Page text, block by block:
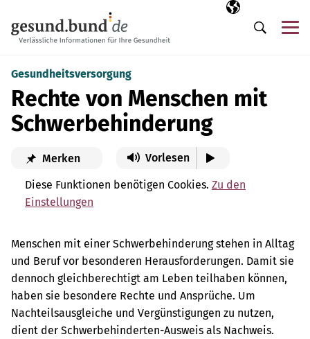
Ausgewählte
DE
Suche
Gesundheitsversorgung
Rechte von Menschen mit
Schwerbehinderung
Merken Vorlesen
Diese Funktionen benötigen Cookies. Zu den
Einstellungen
Menschen mit einer Schwerbehinderung stehen in Alltag
und Beruf vor besonderen Herausforderungen. Damit sie
dennoch gleichberechtigt am Leben teilhaben können,
haben sie besondere Rechte und Ansprüche. Um
Nachteilsausgleiche und Vergünstigungen zu nutzen,
dient der Schwerbehinderten-Ausweis als Nachweis.